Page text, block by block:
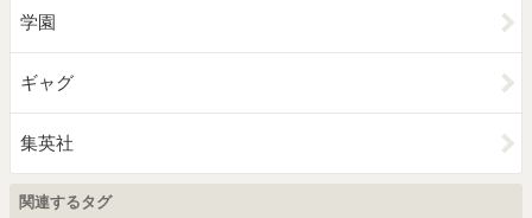
学園
ギャグ
集英社
関連するタグ